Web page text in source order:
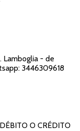
- de
3446309618
O CRÉDITO